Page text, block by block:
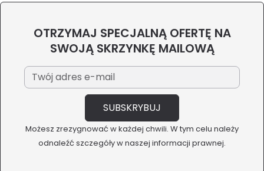
OTRZYMAJ SPECJALNĄ OFERTĘ NA
SWOJĄ SKRZYNKĘ MAILOWĄ
Możesz zrezygnować w każdej chwili. W tym celu należy
odnaleźć szczegóły w naszej informacji prawnej.